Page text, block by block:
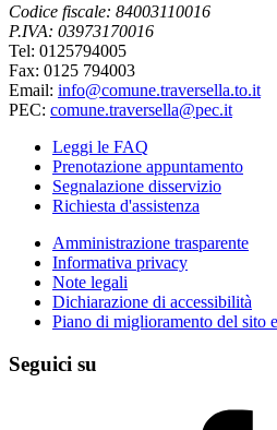
Codice fiscale: 84003110016
P.IVA: 03973170016
Tel: 0125794005
Fax: 0125 794003
Email: info@comune.traversella.to.it
PEC: comune.traversella@pec.it
Leggi le FAQ
Prenotazione appuntamento
Segnalazione disservizio
Richiesta d'assistenza
Amministrazione trasparente
Informativa privacy
Note legali
Dichiarazione di accessibilità
Piano di miglioramento del sito
Seguici su